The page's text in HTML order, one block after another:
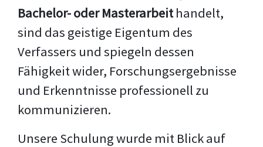
Bachelor- oder Masterarbeithandelt,
sind das geistige Eigentum des
Verfassers und spiegeln dessen
Fähigkeit wider, Forschungsergebnisse
und Erkenntnisse professionell zu
kommunizieren.
Unsere Schulung wurde mit Blick auf